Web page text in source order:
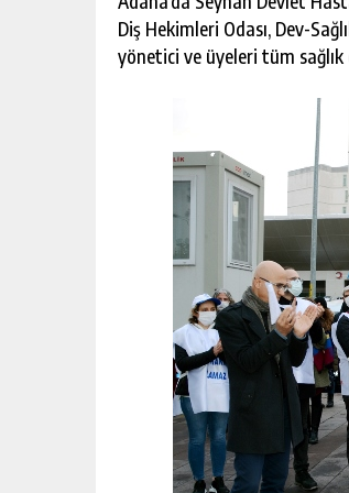
Diş Hekimleri Odası, Dev-
yönetici ve üyeleri tüm sağlık
DU GAME DE